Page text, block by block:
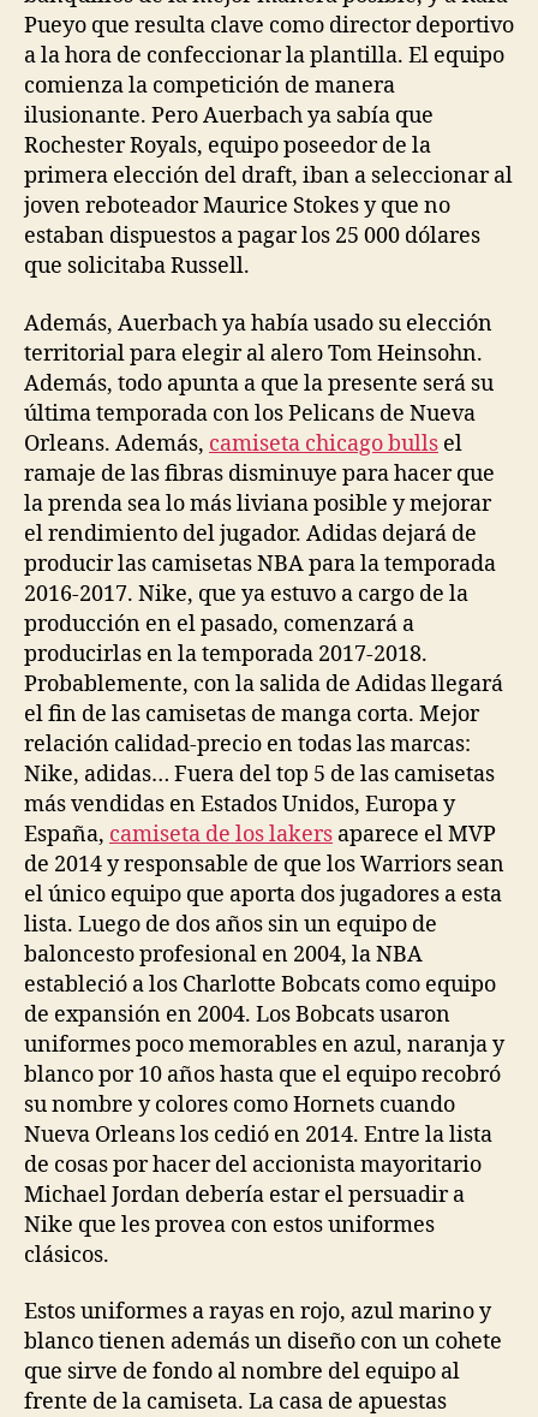
Pueyo que resulta clave como director deportivo
a la hora de confeccionar la plantilla. El equipo
comienza la competición de manera
ilusionante. Pero Auerbach ya sabía que
Rochester Royals, equipo poseedor de la
primera elección del draft, iban a seleccionar al
joven reboteador Maurice Stokes y que no
estaban dispuestos a pagar los 25 000 dólares
que solicitaba Russell.
Además, Auerbach ya había usado su elección
territorial para elegir al alero Tom Heinsohn.
Además, todo apunta a que la presente será su
última temporada con los Pelicans de Nueva
Orleans. Además, camiseta chicago bulls el
ramaje de las fibras disminuye para hacer que
la prenda sea lo más liviana posible y mejorar
el rendimiento del jugador. Adidas dejará de
producir las camisetas NBA para la temporada
2016-2017. Nike, que ya estuvo a cargo de la
producción en el pasado, comenzará a
producirlas en la temporada 2017-2018.
Probablemente, con la salida de Adidas llegará
el fin de las camisetas de manga corta. Mejor
relación calidad-precio en todas las marcas:
Nike, adidas… Fuera del top 5 de las camisetas
más vendidas en Estados Unidos, Europa y
España, camiseta de los lakers aparece el MVP
de 2014 y responsable de que los Warriors sean
el único equipo que aporta dos jugadores a esta
lista. Luego de dos años sin un equipo de
baloncesto profesional en 2004, la NBA
estableció a los Charlotte Bobcats como equipo
de expansión en 2004. Los Bobcats usaron
uniformes poco memorables en azul, naranja y
blanco por 10 años hasta que el equipo recobró
su nombre y colores como Hornets cuando
Nueva Orleans los cedió en 2014. Entre la lista
de cosas por hacer del accionista mayoritario
Michael Jordan debería estar el persuadir a
Nike que les provea con estos uniformes
clásicos.
Estos uniformes a rayas en rojo, azul marino y
blanco tienen además un diseño con un cohete
que sirve de fondo al nombre del equipo al
frente de la camiseta. La casa de apuestas